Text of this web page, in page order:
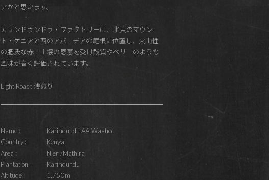
アかと思います。
カリンドゥンドゥ・ファクトリーは、北東のマウン
ト・ケニアと西のアバーデアの尾根に位置し、火山性
の肥沃な赤土土壌の恩恵を受け酸質やベリーのような
風味が高く評価されています。
Light Roast 浅煎り
Name :
Karindundu AA Washed
Country :
Kenya
Area :
Nieri/Mathira
Plantation :
Karindundu
Altitude :
1,750m